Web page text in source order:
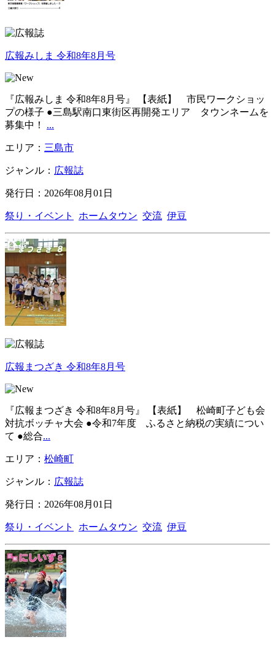
広報みしま 令和8年8月号
『広報みしま 令和8年8月号』 【表紙】 市民ワークショッ
プの様子 ●三島駅南口東街区再開発エリア タウンネームを
募集中！ ...
エリア： 三島市
ジャンル： 広報誌
発行日：2026年08月01日
祭り・イベント ホームタウン 交流 伊豆
広報まつざき 令和8年8月号
『広報まつざき 令和8年8月号』 【表紙】 松崎町子ども会
対抗ボッチャ大会 ●令和7年度 ふるさと納税の実績につい
て ●総合...
エリア： 松崎町
ジャンル： 広報誌
発行日：2026年08月01日
祭り・イベント ホームタウン 交流 伊豆